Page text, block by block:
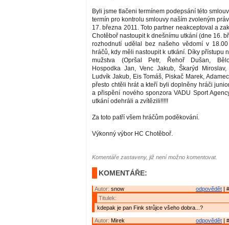
Byli jsme tlačeni termínem podepsání této
termín pro kontrolu smlouvy naším zvoleným
17. března 2011. Toto partner neakceptoval a
Chotěboř nastoupit k dnešnímu utkání (dne 16.
rozhodnutí udělal bez našeho vědomí v
hráčů, kdy měli nastoupit k utkání. Díky přístupu
mužstva (Opršal Petr, Řehoř Dušan,
Hospodka Jan, Venc Jakub, Škarýd
Ludvík Jakub, Eis Tomáš, Piskač Marek,
přesto chtěli hrát a kteří byli doplněny hráči
a přispění nového sponzora VADU Sport
utkání odehráli a zvítězili!!!!!
Za toto patří všem hráčům poděkování.
Výkonný výbor HC Chotěboř.
Komentáře zastaveny, již není možno komentovat.
KOMENTÁŘE:
odpovědět |
Autor: snow
Titulek:
kdepak je pan Fink strůjce všeho dobra...?
odpovědět |
Autor: Mirek